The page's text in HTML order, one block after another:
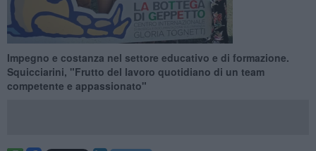
Impegno e costanza nel settore educativo e di formazione.
Squicciarini, "Frutto del lavoro quotidiano di un team
competente e appassionato"